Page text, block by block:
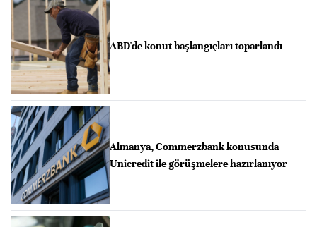
ABD'de konut başlangıçları toparlandı
Almanya, Commerzbank konusunda
Unicredit ile görüşmelere hazırlanıyor